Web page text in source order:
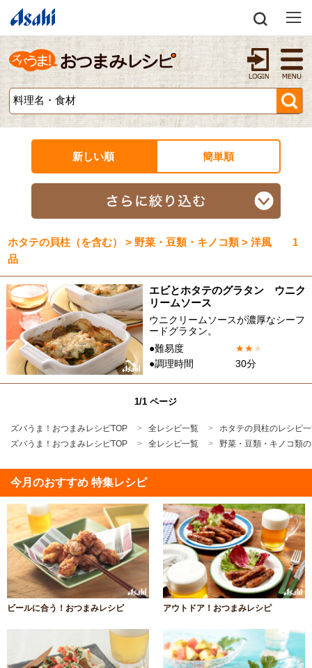
新しい順 簡単順
ホタテの貝柱（を含む） > 野菜・豆類・キノコ類 > 洋風 1
品
エビとホタテのグラタン ウニク
リームソース
ウニクリームソースが濃厚なシーフ
ードグラタン。
●難易度
★★★
●調理時間
30分
1/1 ページ
ズバうま！おつまみレシピTOP 全レシピ一覧
ホタテの貝柱のレシピ
ズバうま！おつまみレシピTOP
全レシピ一覧 野菜・豆類・キノコ類
今月のおすすめ 特集レシピ
ビールに合う！おつまみレシピ アウトドア！おつまみレシピ